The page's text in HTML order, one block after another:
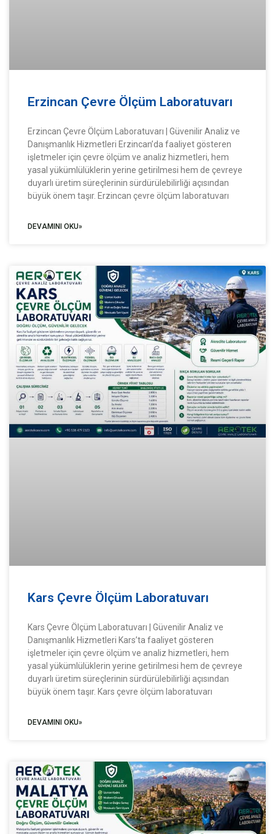
Erzincan Çevre Ölçüm Laboratuvarı
Erzincan Çevre Ölçüm Laboratuvarı | Güvenilir Analiz ve
Danışmanlık Hizmetleri Erzincan’da faaliyet gösteren
işletmeler için çevre ölçüm ve analiz hizmetleri, hem
yasal yükümlülüklerin yerine getirilmesi hem de çevreye
duyarlı üretim süreçlerinin sürdürülebilirliği açısından
büyük önem taşır. Erzincan çevre ölçüm laboratuvarı
DEVAMINI OKU»
Kars Çevre Ölçüm Laboratuvarı
Kars Çevre Ölçüm Laboratuvarı | Güvenilir Analiz ve
Danışmanlık Hizmetleri Kars’ta faaliyet gösteren
işletmeler için çevre ölçüm ve analiz hizmetleri, hem
yasal yükümlülüklerin yerine getirilmesi hem de çevreye
duyarlı üretim süreçlerinin sürdürülebilirliği açısından
büyük önem taşır. Kars çevre ölçüm laboratuvarı
DEVAMINI OKU»